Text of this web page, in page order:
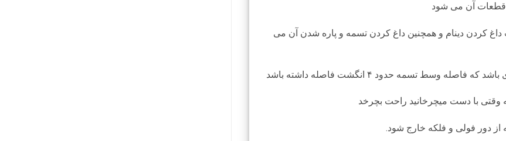
قطعات آن می شود
داغ کردن دینام و همچنین داغ کردن تسمه و پاره شدن آن می
فاصله وسط تسمه حدود ۴ انگشت فاصله داشته باشد
وقتی با دست میچرخانید راحت بچرخد
از دور فولی و فلکه خارج شود.